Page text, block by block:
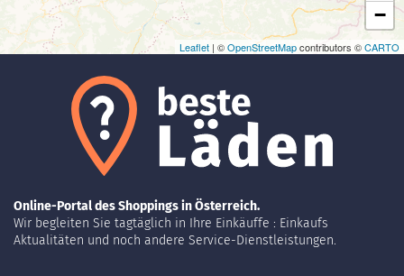
−
Leaflet | ©OpenStreetMapcontributors ©CARTO
Online-Portal des Shoppings in Österreich.
Wir begleiten Sie tagtäglich in Ihre Einkäuffe : Einkaufs
Aktualitäten und noch andere Service-Dienstleistungen.